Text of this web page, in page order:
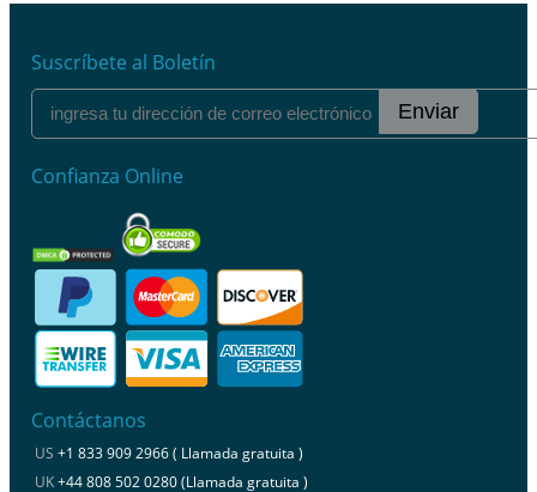
Suscríbete al Boletín
Enviar
Confianza Online
Contáctanos
US +1 833 909 2966 ( Llamada gratuita )
UK+44 808 502 0280 (Llamada gratuita )